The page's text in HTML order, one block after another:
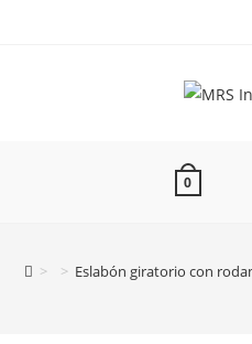
0
> > Eslabón giratorio con